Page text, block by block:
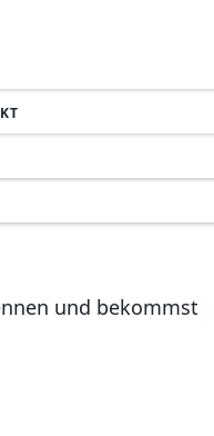
und bekommst